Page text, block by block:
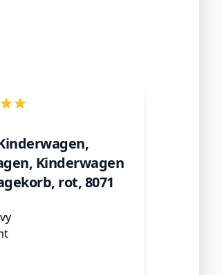
Kinderwagen
rot, 8071